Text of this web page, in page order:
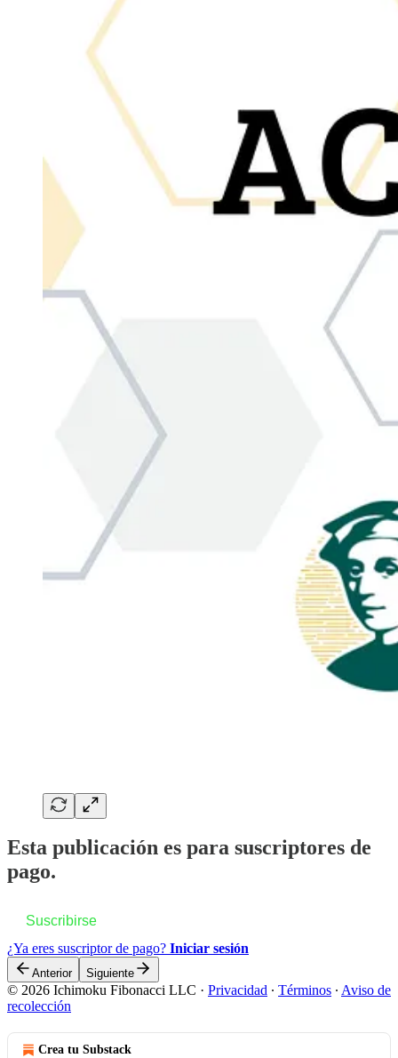
Esta publicación es para suscriptores de
pago.
Suscribirse
¿Ya eres suscriptor de pago? Iniciar sesión
Anterior Siguiente
© 2026 Ichimoku Fibonacci LLC · Privacidad ∙ Términos ∙ Aviso de
recolección
Crea tu Substack